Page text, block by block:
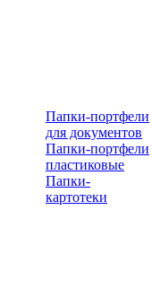
Папки-портфели
для документов
Папки-портфели
пластиковые
Папки-
картотеки